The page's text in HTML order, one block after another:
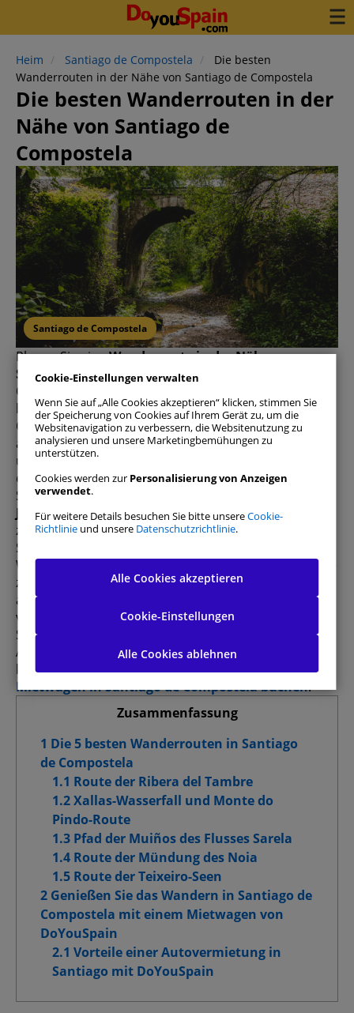
Heim Santiago de Compostela
Die besten
Wanderrouten in der Nähe von Santiago de Compostela
Die besten Wanderrouten in der
Nähe von Santiago de
Compostela
Santiago de Compostela
Planen Sie eineWanderroute in der Nähe von
Santiago de Compostela? Wenn Sie die Natur und
Outdoor-Aktivitäten lieben und sich in Galicien
befinden, ist Wandern in der Nähe von Santiago de
Compostela die perfekte Möglichkeit, die
atemberaubende galicische Landschaft zu genießen
und gleichzeitig die Berge, Wälder und Flüsse zu
entdecken.
Santiago de Compostela, bekannt als Endziel des
Jakobswegs, bietet in seiner Umgebung auch
zahlreiche Wanderrouten mit unterschiedlichen
Schwierigkeitsgraden und Dauern.
Wir von
haben die besten Routen für Sie
zusammengestellt, um die Natur zu erleben,
atemberaubende Ausblicke zu genießen und die
vielfältige Flora und Fauna Galiciens zu erkunden.
Sollten Sie kein eigenes Fahrzeug besitzen, um zum
Ausgangspunkt Ihrer Wanderung zu gelangen,
können Sieüber DoYouSpain ganz einfach einen
Mietwagen in Santiago de Compostela buchen.
Zusammenfassung
1 Die 5 besten Wanderrouten in Santiago
de Compostela
1.1 Route der Ribera del Tambre
1.2 Xallas-Wasserfall und Monte do
Pindo-Route
1.3 Pfad der Muiños des Flusses Sarela
1.4 Route der Mündung des Noia
1.5 Route der Teixeiro-Seen
2 Genießen Sie das Wandern in Santiago de
Compostela mit einem Mietwagen von
DoYouSpain
2.1 Vorteile einer Autovermietung in
Santiago mit DoYouSpain
Cookie-Einstellungen verwalten
Wenn Sie auf „Alle Cookies akzeptieren“ klicken, stimmen Sie
der Speicherung von Cookies auf Ihrem Gerät zu, um die
Websitenavigation zu verbessern, die Websitenutzung zu
analysieren und unsere Marketingbemühungen zu
unterstützen.
Cookies werden zur Personalisierung von Anzeigen
verwendet.
Für weitere Details besuchen Sie bitte unsereCookie-
Richtlinie und unsere Datenschutzrichtlinie.
Cookie-Einstellungen
Alle Cookies ablehnen
Alle Cookies akzeptieren
Alle zulassen
Einwilligungspräferenzen verwalten
Unbedingt erforderliche Cookies
Leistungs-Cookies
Cookies für Marketingzwecke
Erweiterte Werbe-Cookies
Meine Auswahl bestätigen
Alle zulassen